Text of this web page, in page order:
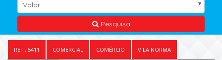
Valor
Pesquisa
REF.: 5411 COMERCIAL COMÉRCIO VILA NORMA